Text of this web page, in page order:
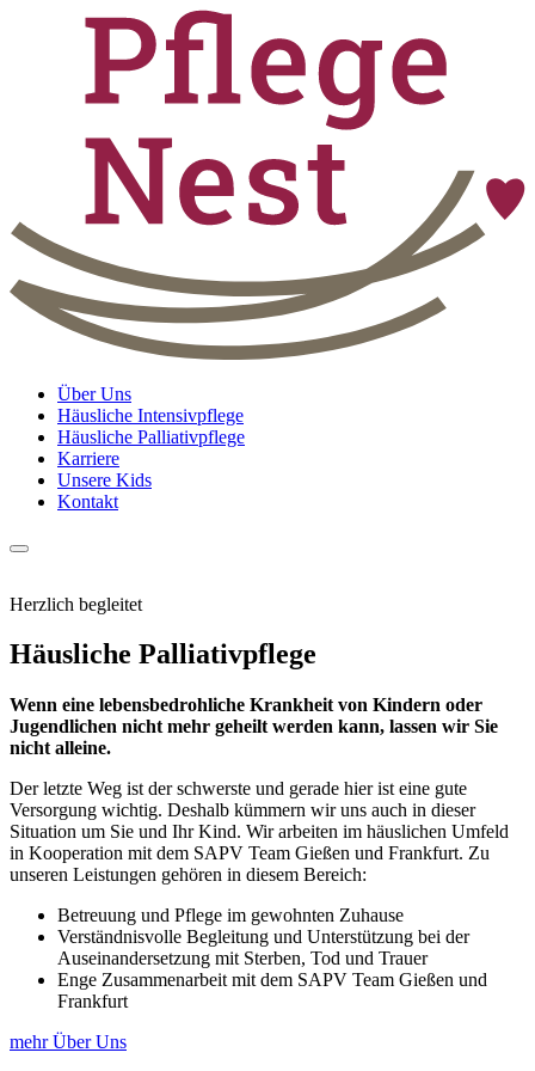
Über Uns
Häusliche Intensivpflege
Häusliche Palliativpflege
Karriere
Unsere Kids
Kontakt
Herzlich begleitet
Häusliche Palliativpflege
Wenn eine lebensbedrohliche Krankheit von Kindern oder
Jugendlichen nicht mehr geheilt werden kann, lassen wir Sie
nicht alleine.
Der letzte Weg ist der schwerste und gerade hier ist eine gute
Versorgung wichtig. Deshalb kümmern wir uns auch in dieser
Situation um Sie und Ihr Kind. Wir arbeiten im häuslichen Umfeld
in Kooperation mit dem SAPV Team Gießen und Frankfurt. Zu
unseren Leistungen gehören in diesem Bereich:
Betreuung und Pflege im gewohnten Zuhause
Verständnisvolle Begleitung und Unterstützung bei der
Auseinandersetzung mit Sterben, Tod und Trauer
Enge Zusammenarbeit mit dem SAPV Team Gießen und
Frankfurt
mehr Über Uns